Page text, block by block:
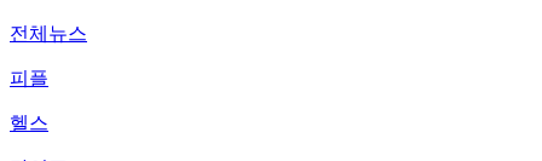
전체뉴스
피플
헬스